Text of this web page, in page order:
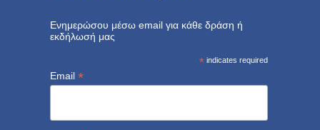
Ενημερώσου μέσω email για κάθε δράση ή
εκδήλωσή μας
* indicates required
Email *